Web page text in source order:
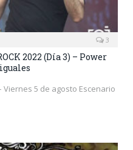
3
2022 (Día 3) – Power
– Viernes 5 de agosto Escenario